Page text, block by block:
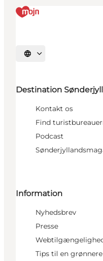
Vælg sprog
Destination
Kontakt os
Find
Podcast
Information
Nyhedsbrev
Presse
Tips til en